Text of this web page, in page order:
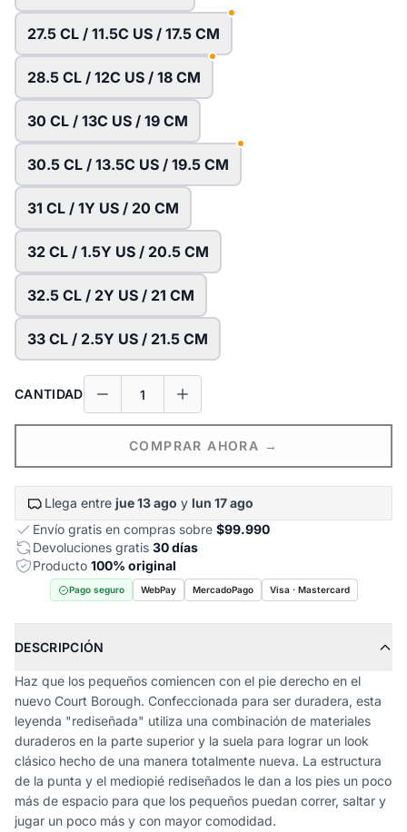
27.5 CL / 11.5C US / 17.5 CM
28.5 CL / 12C US / 18 CM
30 CL / 13C US / 19 CM
30.5 CL / 13.5C US / 19.5 CM
31 CL / 1Y US / 20 CM
32 CL / 1.5Y US / 20.5 CM
32.5 CL / 2Y US / 21 CM
33 CL / 2.5Y US / 21.5 CM
CANTIDAD
COMPRAR AHORA →
Llega entre jue 13 ago y lun 17 ago
Envío gratis en compras sobre $99.990
Devoluciones gratis 30 días
Producto 100% original
Pago seguro WebPay MercadoPago Visa · Mastercard
DESCRIPCIÓN
Haz que los pequeños comiencen con el pie derecho en el
nuevo Court Borough. Confeccionada para ser duradera, esta
leyenda "rediseñada" utiliza una combinación de materiales
duraderos en la parte superior y la suela para lograr un look
clásico hecho de una manera totalmente nueva. La estructura
de la punta y el mediopié rediseñados le dan a los pies un poco
más de espacio para que los pequeños puedan correr, saltar y
jugar un poco más y con mayor comodidad.